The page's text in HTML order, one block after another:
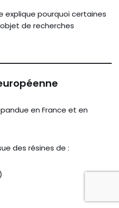
pourquoi certaines
de recherches
en France et en
des résines de :